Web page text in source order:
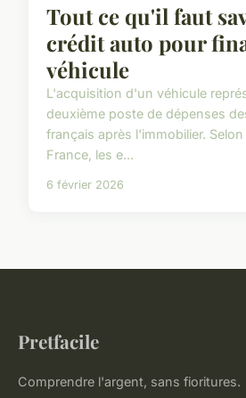
Tout ce qu'il faut
crédit auto pour
véhicule
L'acquisition d'un véhicule
deuxième poste de dépenses
français après l'immobilier.
France, les e...
6 février 2026
Pretfacile
Comprendre l'argent, sans fioritures.